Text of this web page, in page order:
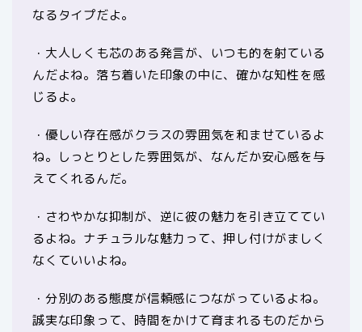
なるタイプだよ。
・大人しくも芯のある発言が、いつも的を射ている
んだよね。落ち着いた印象の中に、確かな知性を感
じるよ。
・優しい存在感がクラスの雰囲気を和ませているよ
ね。しっとりとした雰囲気が、なんだか安心感を与
えてくれるんだ。
・さわやかな抑制が、逆に彼の魅力を引き立ててい
るよね。ナチュラルな魅力って、押し付けがましく
なくていいよね。
・分別のある態度が信頼感につながっているよね。
誠実な印象って、時間をかけて育まれるものだから